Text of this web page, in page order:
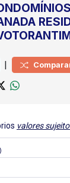
|
valores